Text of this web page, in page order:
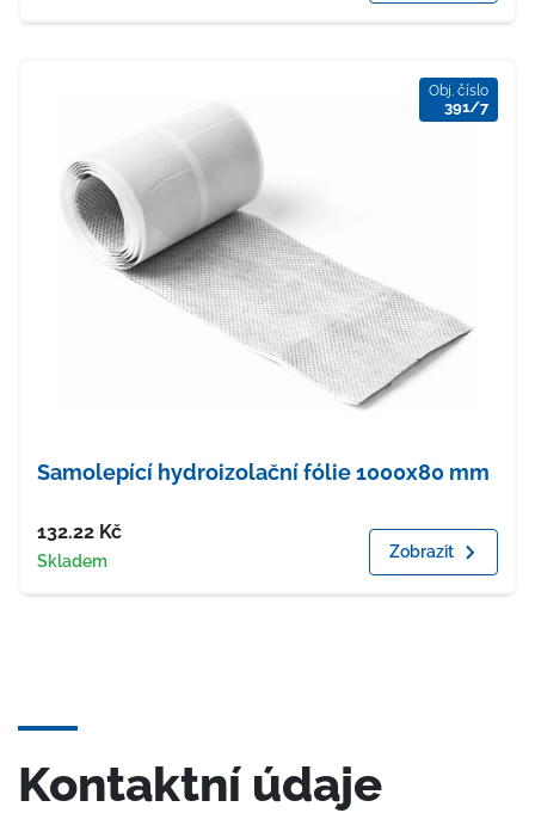
Obj. číslo
391/7
Samolepící hydroizolační fólie 1000x80 mm
Cena
132.22 Kč
Dostupnost
Skladem Zobrazit
Kontaktní údaje